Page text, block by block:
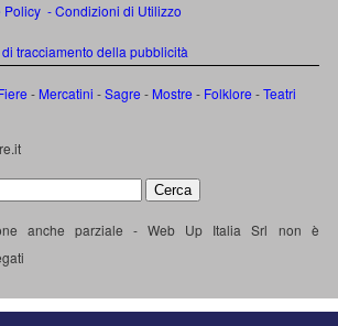
Policy -Condizioni di Utilizzo
tracciamento della pubblicità
- Mercatini -Sagre - Mostre - Folklore -Teatri
anche parziale - Web Up Italia Srl non è